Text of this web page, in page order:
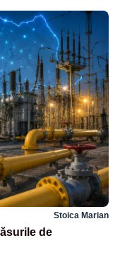
Stoica Marian
de